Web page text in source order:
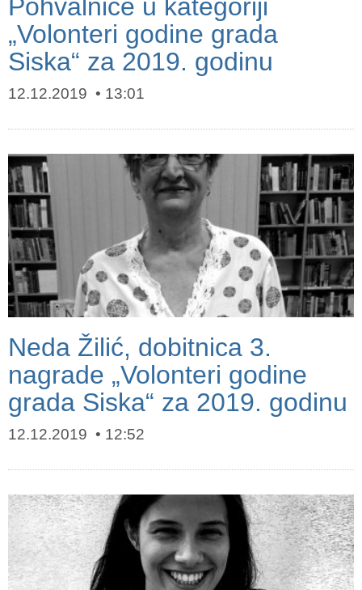
Pohvalnice u kategoriji
„Volonteri godine grada
Siska“ za 2019. godinu
12.12.2019 13:01
Neda Žilić, dobitnica 3.
nagrade „Volonteri godine
grada Siska“ za 2019. godinu
12.12.2019 12:52